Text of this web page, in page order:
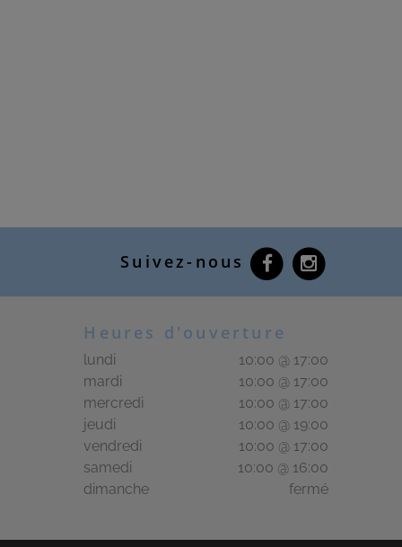
Suivez-nous
Heures d'ouverture
lundi
10:00 @ 17:00
mardi
10:00 @ 17:00
mercredi
10:00 @ 17:00
jeudi
10:00 @ 19:00
vendredi
10:00 @ 17:00
samedi
10:00 @ 16:00
dimanche
fermé